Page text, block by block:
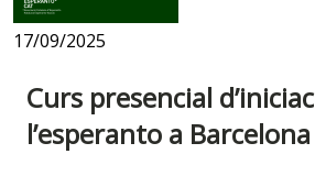
17/09/2025
Curs presencial
l’esperanto a Barcelona